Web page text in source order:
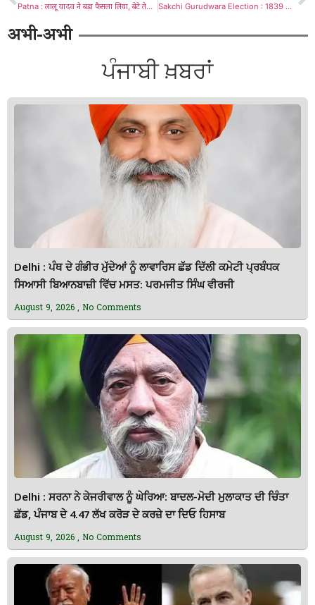
Patna : लालू यादव ने बड़ा फैसला लिया, बेटे तेजप्रताप यादव को 6 साल के लिए राजद से निकाला Sakchi Gurudwara Election : 1839 वोटरों की संशोधित सूची संयोजकों को सौंपी गई, चुनाव की घोषणा सोमवार को
अभी-अभी
ਪੰਜਾਬੀ ਖ਼ਬਰਾਂ
Delhi : ਪੰਥ ਦੇ ਗੰਭੀਰ ਮੁੱਦੇਆਂ ਨੂੰ ਲਾਵਾਰਿਸ ਛੱਡ ਦਿੱਲੀ ਕਮੇਟੀ ਪ੍ਰਬੰਧਕ
ਸਿਆਸੀ ਬਿਆਨਬਾਜ਼ੀ ਵਿੱਚ ਮਸਤ: ਪਰਮਜੀਤ ਸਿੰਘ ਵੀਰਜੀ
August 9, 2026 No Comments
Delhi : ਸਰਨਾ ਨੇ ਕੇਜਰੀਵਾਲ ਨੂੰ ਘੇਰਿਆ: ਬਾਦਲ-ਮੋਦੀ ਮੁਲਾਕਾਤ ਦੀ ਚਿੰਤਾ
ਛੱਡ, ਪੰਜਾਬ ਦੇ 4.47 ਲੱਖ ਕਰੋੜ ਦੇ ਕਰਜ਼ੇ ਦਾ ਦਿਓ ਹਿਸਾਬ
August 9, 2026 No Comments